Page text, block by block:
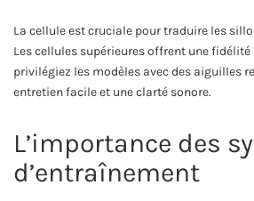
La cellule est cruciale pour traduire les
Les cellules supérieures offrent une fidélité
privilégiez les modèles avec des aiguilles
entretien facile et une clarté sonore.
L’importance des
d’entraînement